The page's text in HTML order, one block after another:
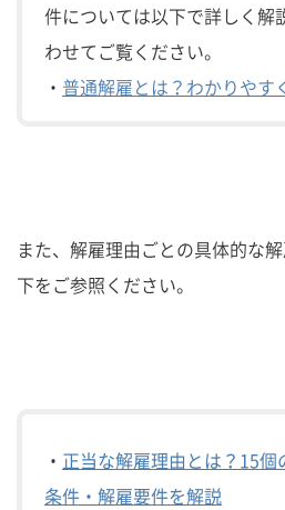
件については以下で詳しく解
わせてご覧ください。
・ 普通解雇とは？わかりやす
また、解雇理由ごとの具体的な
下をご参照ください。
・ 正当な解雇理由とは？15
条件・解雇要件を解説